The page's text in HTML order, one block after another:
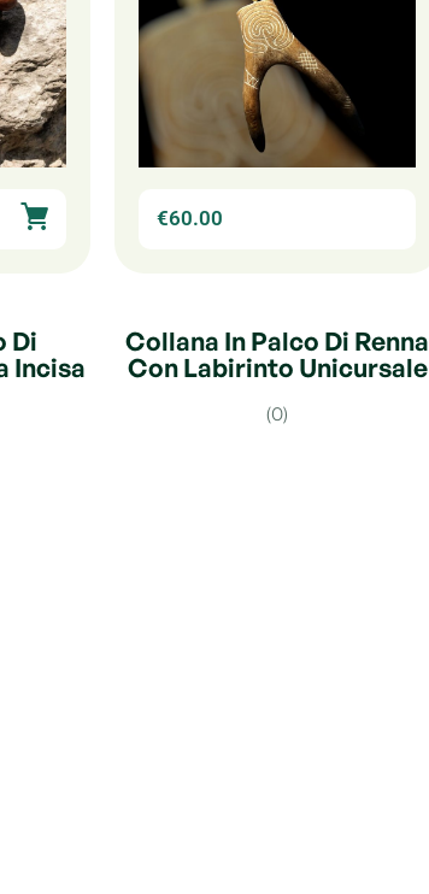
Di
Incisa
€60.00
Collana In Palco Di Renna
Con Labirinto Unicursale
(0)